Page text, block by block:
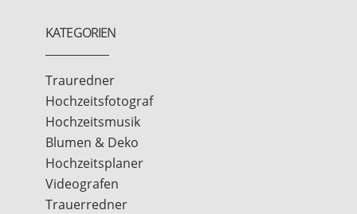
KATEGORIEN
Trauredner
Hochzeitsfotograf
Hochzeitsmusik
Blumen & Deko
Hochzeitsplaner
Videografen
Trauerredner